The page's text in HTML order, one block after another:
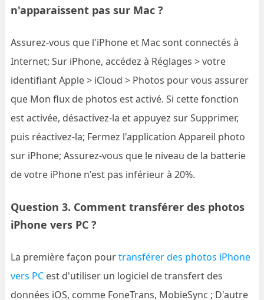
n'apparaissent pas sur Mac ?
Assurez-vous que l'iPhone et Mac sont connectés à
Internet; Sur iPhone, accédez à Réglages > votre
identifiant Apple > iCloud > Photos pour vous assurer
que Mon flux de photos est activé. Si cette fonction
est activée, désactivez-la et appuyez sur Supprimer,
puis réactivez-la; Fermez l'application Appareil photo
sur iPhone; Assurez-vous que le niveau de la batterie
de votre iPhone n'est pas inférieur à 20%.
Question 3. Comment transférer des photos
iPhone vers PC ?
La première façon pourtransférer des photos iPhone
vers PC est d'utiliser un logiciel de transfert des
données iOS, comme FoneTrans, MobieSync ; D'autre